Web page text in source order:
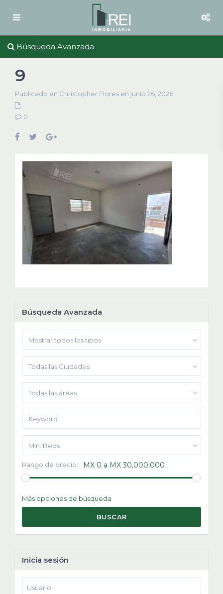
Búsqueda Avanzada
9
Publicado en Christopher Flores en junio 26, 2026
0
Búsqueda Avanzada
Mostrar todos los tipos
Todas las Ciudades
Todas las áreas
Min. Beds
Rango de precio: MX 0 a MX 30,000,000
Más opciones de búsqueda
BUSCAR
Inicia sesión